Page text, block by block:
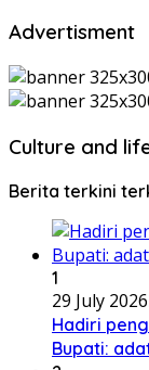
Advertisment
Culture and
Berita terkini
1
29 July 2026
Hadiri
Bupati: